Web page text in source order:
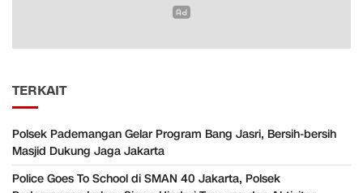
TERKAIT
Polsek Pademangan Gelar Program Bang Jasri, Bersih-bersih
Masjid Dukung Jaga Jakarta
Police Goes To School di SMAN 40 Jakarta, Polsek